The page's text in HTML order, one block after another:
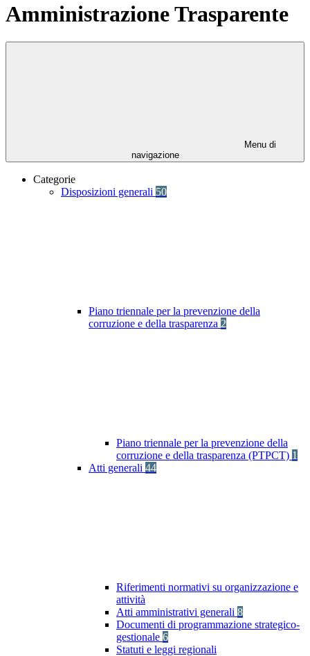
Amministrazione Trasparente
Menu di
navigazione
Categorie
Disposizioni generali 50
Piano triennale per la prevenzione della
corruzione e della trasparenza 2
Piano triennale per la prevenzione della
corruzione e della trasparenza (PTPCT) 1
Atti generali 44
Riferimenti normativi su organizzazione e
attività
Atti amministrativi generali 8
Documenti di programmazione strategico-
gestionale 6
Statuti e leggi regionali